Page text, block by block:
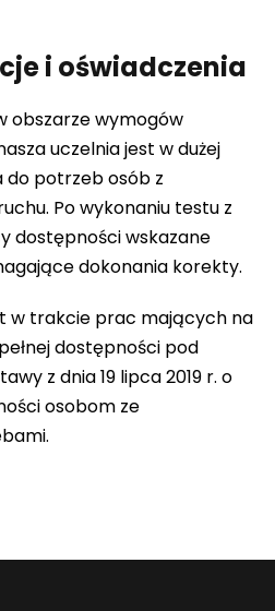
i oświadczenia
obszarze wymogów
uczelnia jest w dużej
do potrzeb osób z
Po wykonaniu testu z
dostępności wskazane
dokonania korekty.
w trakcie prac mających na
dostępności pod
z dnia 19 lipca 2019 r. o
osobom ze